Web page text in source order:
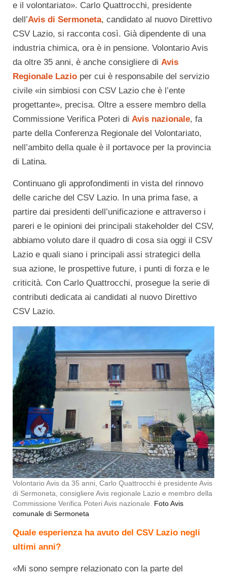
e il volontariato». Carlo Quattrocchi, presidente
dell’Avis di Sermoneta, candidato al nuovo Direttivo
CSV Lazio, si racconta così. Già dipendente di una
industria chimica, ora è in pensione. Volontario Avis
da oltre 35 anni, è anche consigliere di Avis
Regionale Lazio per cui è responsabile del servizio
civile «in simbiosi con CSV Lazio che è l’ente
progettante», precisa. Oltre a essere membro della
Commissione Verifica Poteri di Avis nazionale, fa
parte della Conferenza Regionale del Volontariato,
nell’ambito della quale è il portavoce per la provincia
di Latina.
Continuano gli approfondimenti in vista del rinnovo
delle cariche del CSV Lazio. In una prima fase, a
partire dai presidenti dell’unificazione e attraverso i
pareri e le opinioni dei principali stakeholder del CSV,
abbiamo voluto dare il quadro di cosa sia oggi il CSV
Lazio e quali siano i principali assi strategici della
sua azione, le prospettive future, i punti di forza e le
criticità. Con Carlo Quattrocchi, prosegue la serie di
contributi dedicata ai candidati al nuovo Direttivo
CSV Lazio.
Volontario Avis da 35 anni, Carlo Quattrocchi è presidente Avis
di Sermoneta, consigliere Avis regionale Lazio e membro della
Commissione Verifica Poteri Avis nazionale.
Foto Avis
comunale di Sermoneta
Quale esperienza ha avuto del CSV Lazio negli
ultimi anni?
«Mi sono sempre relazionato con la parte del